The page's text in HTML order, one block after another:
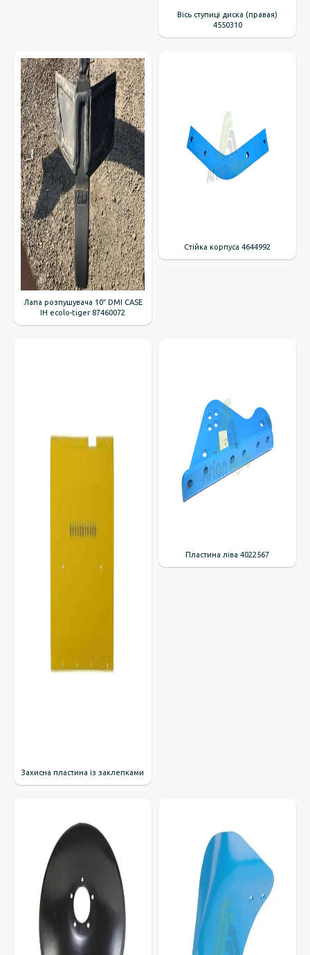
Вісь ступиці диска (правая)
4550310
Лапа розпушувача 10″ DMI CASE
IH ecolo-tiger 87460072
Стійка корпуса 4644992
Захисна пластина із заклепками
Пластина ліва 4022567